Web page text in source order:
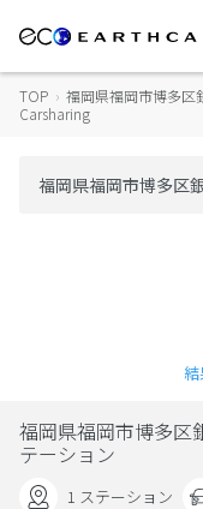
TOP › 福岡県福岡市博多区
Carsharing
結
福岡県福岡市博多区
テーション
1 ステーション